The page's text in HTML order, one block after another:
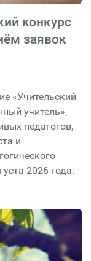
конкурс
заявок
«Учительский
учитель»,
педагогов,
и
2026 года.